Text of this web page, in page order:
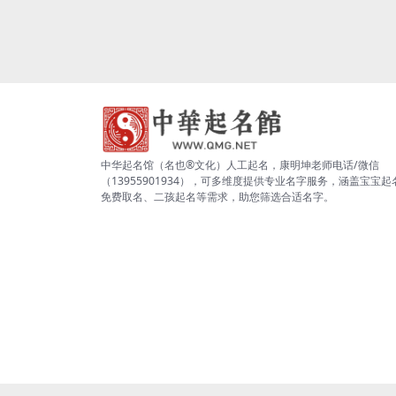
中华起名馆（名也®文化）人工起名，康明坤老师电话/微信
（13955901934），可多维度提供专业名字服务，涵盖宝宝起
免费取名、二孩起名等需求，助您筛选合适名字。